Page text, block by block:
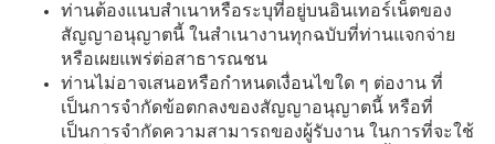
ท่านต้องแนบสำเนาหรือระบุที่อยู่บนอินเทอร์เน็ตของ
สัญญาอนุญาตนี้ ในสำเนางานทุกฉบับที่ท่านแจกจ่าย
หรือเผยแพร่ต่อสาธารณชน
ท่านไม่อาจเสนอหรือกำหนดเงื่อนไขใด ๆ ต่องาน ที่
เป็นการจำกัดข้อตกลงของสัญญาอนุญาตนี้ หรือที่
เป็นการจำกัดความสามารถของผู้รับงาน ในการที่จะใช้